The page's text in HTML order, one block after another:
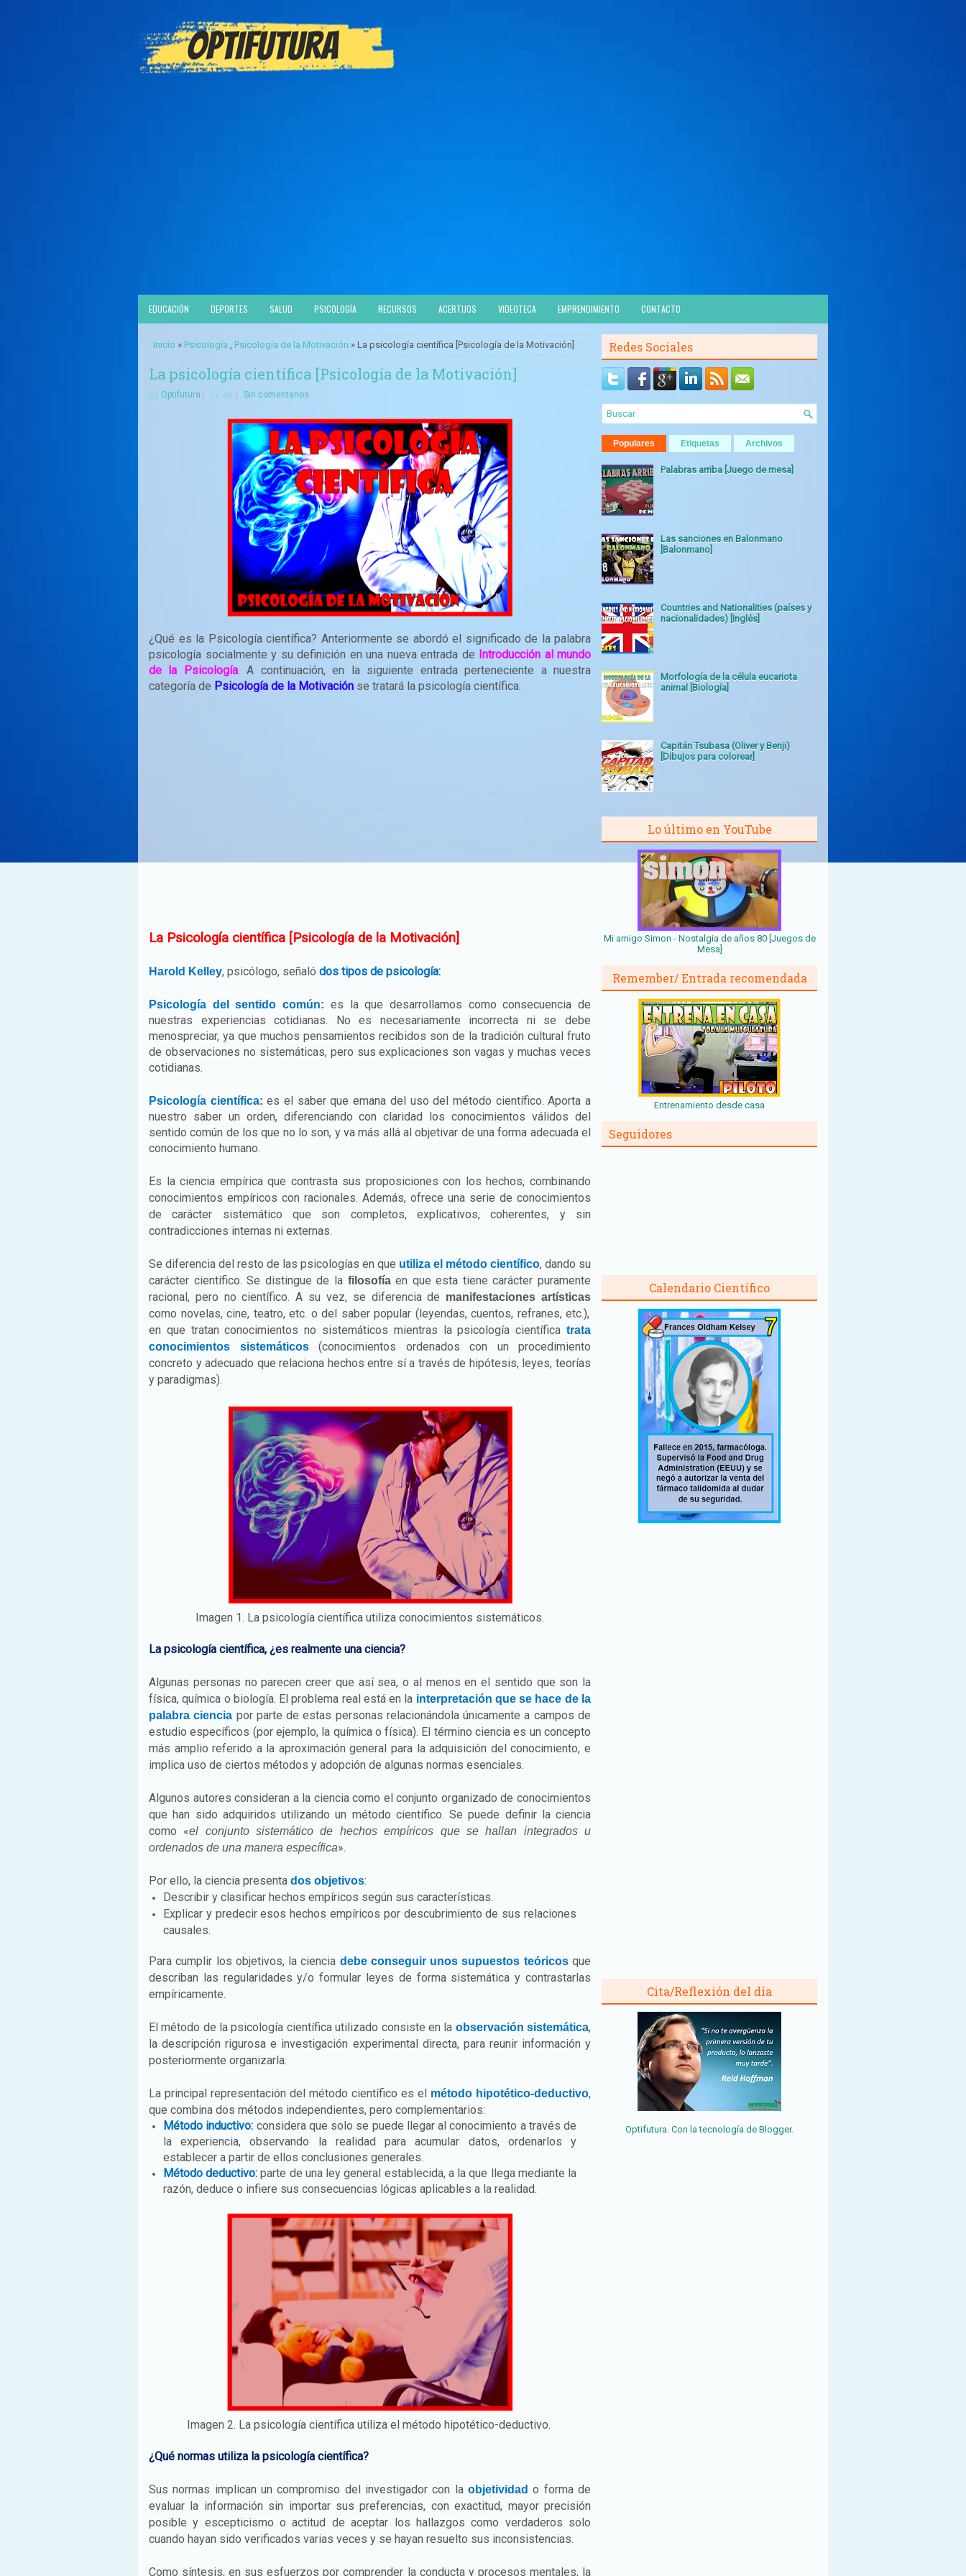
EDUCACIÓN DEPORTES SALUD PSICOLOGÍA RECURSOS ACERTIJOS VIDEOTECA EMPRENDIMIENTO CONTACTO
Inicio » Psicología , Psicología de la Motivación » La psicología científica [Psicología de la Motivación]
La psicología científica [Psicología de la Motivación]
By Optifutura 12:46 Sin comentarios
¿Qué es la Psicología científica? Anteriormente se abordó el significado de la palabra
psicología socialmente y su definición en una nueva entrada de Introducción al mundo
de la Psicología. A continuación, en la siguiente entrada perteneciente a nuestra
categoría de Psicología de la Motivación se tratará la psicología científica.
La Psicología científica [Psicología de la Motivación]
Harold Kelley, psicólogo, señaló dos tipos de psicología:
Psicología del sentido común: es la que desarrollamos como consecuencia de
nuestras experiencias cotidianas. No es necesariamente incorrecta ni se debe
menospreciar, ya que muchos pensamientos recibidos son de la tradición cultural fruto
de observaciones no sistemáticas, pero sus explicaciones son vagas y muchas veces
cotidianas.
Psicología científica: es el saber que emana del uso del método científico. Aporta a
nuestro saber un orden, diferenciando con claridad los conocimientos válidos del
sentido común de los que no lo son, y va más allá al objetivar de una forma adecuada el
conocimiento humano.
Es la ciencia empírica que contrasta sus proposiciones con los hechos, combinando
conocimientos empíricos con racionales. Además, ofrece una serie de conocimientos
de carácter sistemático que son completos, explicativos, coherentes, y sin
contradicciones internas ni externas.
Se diferencia del resto de las psicologías en que utiliza el método científico, dando su
carácter científico. Se distingue de la filosofíaen que esta tiene carácter puramente
racional, pero no científico. A su vez, se diferencia de manifestaciones artísticas
como novelas, cine, teatro, etc. o del saber popular (leyendas, cuentos, refranes, etc.),
en que tratan conocimientos no sistemáticos mientras la psicología científica trata
conocimientos sistemáticos(conocimientos ordenados con un procedimiento
concreto y adecuado que relaciona hechos entre sí a través de hipótesis, leyes, teorías
y paradigmas).
Imagen 1. La psicología científica utiliza conocimientos sistemáticos.
La psicología científica, ¿es realmente una ciencia?
Algunas personas no parecen creer que así sea, o al menos en el sentido que son la
física, química o biología. El problema real está en la interpretación que se hace de la
palabra ciencia por parte de estas personas relacionándola únicamente a campos de
estudio específicos (por ejemplo, la química o física). El término ciencia es un concepto
más amplio referido a la aproximación general para la adquisición del conocimiento, e
implica uso de ciertos métodos y adopción de algunas normas esenciales.
Algunos autores consideran a la ciencia como el conjunto organizado de conocimientos
que han sido adquiridos utilizando un método científico. Se puede definir la ciencia
como «el conjunto sistemático de hechos empíricos que se hallan integrados u
ordenados de una manera específica».
Por ello, la ciencia presenta dos objetivos:
Describir y clasificar hechos empíricos según sus características.
Explicar y predecir esos hechos empíricos por descubrimiento de sus relaciones
causales.
Para cumplir los objetivos, la ciencia debe conseguir unos supuestos teóricosque
describan las regularidades y/o formular leyes de forma sistemática y contrastarlas
empíricamente.
El método de la psicología científica utilizado consiste en la observación sistemática,
la descripción rigurosa e investigación experimental directa, para reunir información y
posteriormente organizarla.
La principal representación del método científico es el método hipotético-deductivo,
que combina dos métodos independientes, pero complementarios:
Método inductivo: considera que solo se puede llegar al conocimiento a través de
la experiencia, observando la realidad para acumular datos, ordenarlos y
establecer a partir de ellos conclusiones generales.
Método deductivo: parte de una ley general establecida, a la que llega mediante la
razón, deduce o infiere sus consecuencias lógicas aplicables a la realidad.
Imagen 2. La psicología científica utiliza el método hipotético-deductivo.
¿Qué normas utiliza la psicología científica?
Sus normas implican un compromiso del investigador con la objetividad o forma de
evaluar la información sin importar sus preferencias, con exactitud, mayor precisión
posible y escepticismo o actitud de aceptar los hallazgos como verdaderos solo
cuando hayan sido verificados varias veces y se hayan resuelto sus inconsistencias.
Como síntesis, en sus esfuerzos por comprender la conducta y procesos mentales, la
Redes Sociales
Populares Etiquetas Archivos
Palabras arriba [Juego de mesa]
Las sanciones en Balonmano
[Balonmano]
Countries and Nationalities (países y
nacionalidades) [Inglés]
Morfología de la célula eucariota
animal [Biología]
Capitán Tsubasa (Oliver y Benji)
[Dibujos para colorear]
Lo último en YouTube
Mi amigo Simon - Nostalgia de años 80 [Juegos de
Mesa]
Remember/ Entrada recomendada
Entrenamiento desde casa
Seguidores
Calendario Científico
Cita/Reflexión del día
Optifutura. Con la tecnología de Blogger.